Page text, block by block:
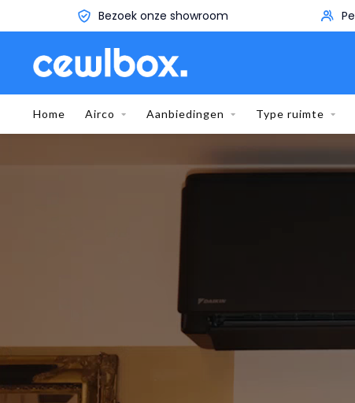
Persoonlijk advies aan huis
Home Airco Aanbiedingen Type ruimte